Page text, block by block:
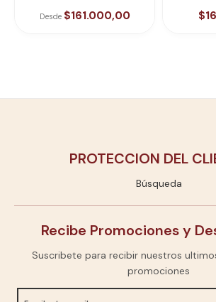
Desde $161.000,00
PROTECCION DEL
Búsqueda
Recibe Promociones y
Suscribete para recibir nuestros
promociones